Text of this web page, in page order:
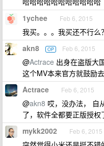
1ychee Feb 6, 2015
我买。。。我买还不行么？
akn8 OP Feb 6, 2015
@Actrace 出身在盗版大
这个MV本来官方就鼓励
Actrace Feb 6, 2015
@akn8 哎，没办法， 自
了，软件全都要正版授权
mykk2002 Feb 6, 2015